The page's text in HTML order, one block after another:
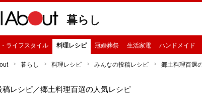
暮らし
ライフスタイル 料理レシピ 冠婚葬祭 生活家電 ハンドメイド
暮らし 料理レシピ みんなの投稿レシピ 郷土料理百選
稿レシピ／郷土料理百選の人気レシピ